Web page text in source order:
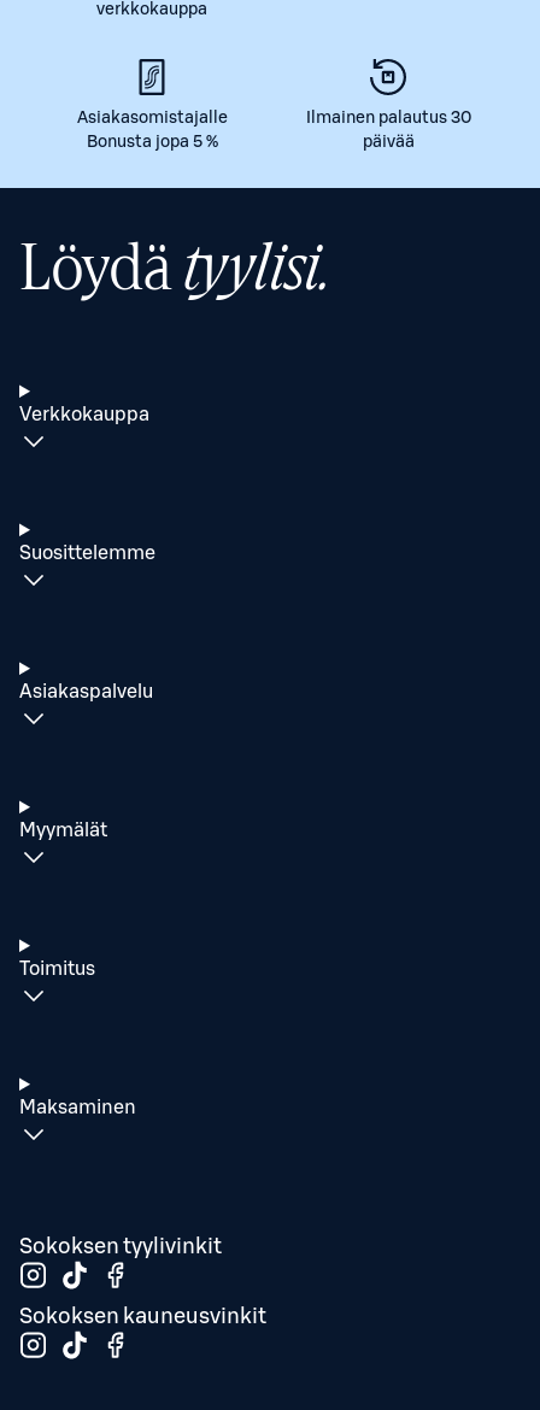
verkkokauppa
Asiakasomistajalle
Bonusta jopa 5 %
Ilmainen palautus 30
päivää
Löydätyylisi.
Verkkokauppa
Suosittelemme
Asiakaspalvelu
Myymälät
Toimitus
Maksaminen
Sokoksen tyylivinkit
Sokoksen kauneusvinkit